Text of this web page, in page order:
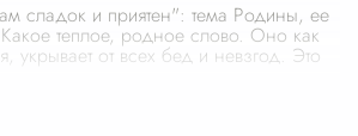
сладок и приятен": тема Родины, ее
теплое, родное слово. Оно как
укрывает от всех бед и невзгод. Это